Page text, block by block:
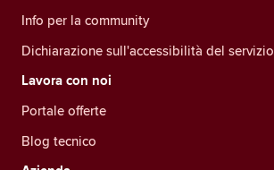
Info per la community
Dichiarazione sull'accessibilità del servizio
Lavora con noi
Portale offerte
Blog tecnico